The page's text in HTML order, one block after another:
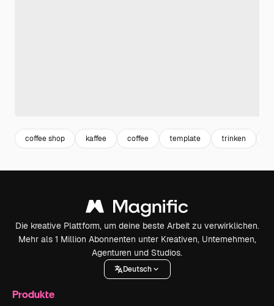
coffee shop kaffee coffee template trinken
Die kreative Plattform, um deine beste Arbeit zu verwirklichen.
Mehr als 1 Million Abonnenten unter Kreativen, Unternehmen,
Agenturen und Studios.
Deutsch
Produkte